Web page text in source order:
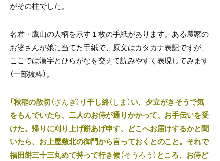
がその柱でした。
名君・鷹山の人柄を示す１枚の手紙があります。ある農家の
お婆さんが娘に当てた手紙で、原文はカタカナ表記ですが、
ここでは漢字とひらがなを交えて読みやすく表現してみます
（一部抜粋）。
「秋稲の散切（ざんぎ） り干し終（しま）い、夕立がきそうで気
をもんでいたら、二人のお侍が通りかかって、お手伝いを受
けた。帰りに刈り上げ餅あげ申す、どこへお届けするかと聞
いたら、お上屋敷北の御門から言っておくとのこと。それで
福田餅三十三丸めて持って行き候（そうろう）ところ、お侍ど